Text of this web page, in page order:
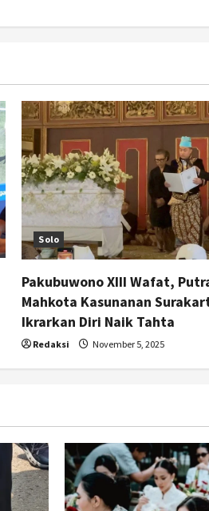
Solo
Pakubuwono XIII Wafat,
Mahkota Kasunanan
Ikrarkan Diri Naik Tahta
Redaksi November 5, 2025